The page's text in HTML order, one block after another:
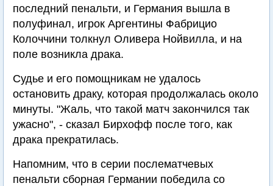
последний пенальти, и Германия вышла в
полуфинал, игрок Аргентины Фабрицио
Колоччини толкнул Оливера Нойвилла, и на
поле возникла драка.
Судье и его помощникам не удалось
остановить драку, которая продолжалась около
минуты. "Жаль, что такой матч закончился так
ужасно", - сказал Бирхофф после того, как
драка прекратилась.
Напомним, что в серии послематчевых
пенальти сборная Германии победила со